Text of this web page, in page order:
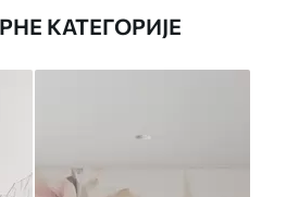
КАТЕГОРИЈЕ